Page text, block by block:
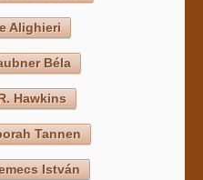
Alighieri
Béla
Hawkins
Tannen
István